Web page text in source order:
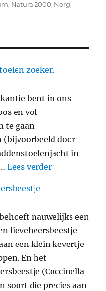
, Natura 2000, Norg,
zoeken
bent in ons
en vol
te gaan
(bijvoorbeeld door
in
…Lees verder
nauwelijks een
lieveheersbeestje
een klein kevertje
En het
(Coccinella
soort die precies aan